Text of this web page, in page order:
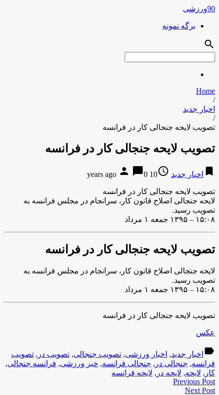
90ورزشی
برگه نمونه
search
Home
/
اخبار جدید
/
تصویب لایحه جنجالی کار در فرانسه
تصویب لایحه جنجالی کار در فرانسه
bookmark اخبار جدید access_time
10 years ago
person chat_bubble0
تصویب لایحه جنجالی کار در فرانسه
لایحه جنجالی اصلاح قانون کار، سرانجام در مجلس فرانسه به
تصویب رسید.
۱۵:۰۸ – ۱۳۹۵ جمعه ۱ مرداد
تصویب لایحه جنجالی کار در فرانسه
لایحه جنجالی اصلاح قانون کار، سرانجام در مجلس فرانسه به
تصویب رسید.
۱۵:۰۸ – ۱۳۹۵ جمعه ۱ مرداد
تصویب لایحه جنجالی کار در فرانسه
عکس
label اخبار جدید, اخبار ورزشی, تصویب جنجالی, تصویب در , تصویب
فرانسه, جنجالی در , جنجالی فرانسه, خبر ورزشی, فرانسه جنجالی,
کار , لایحه, لایحه در , لایحه فرانسه
Previous Post
Next Post